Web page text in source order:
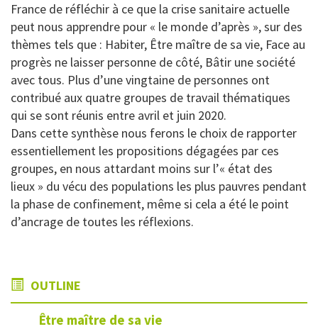
France de réfléchir à ce que la crise sanitaire actuelle
peut nous apprendre pour « le monde d’après », sur des
thèmes tels que : Habiter, Être maître de sa vie, Face au
progrès ne laisser personne de côté, Bâtir une société
avec tous. Plus d’une vingtaine de personnes ont
contribué aux quatre groupes de travail thématiques
qui se sont réunis entre avril et juin 2020.
Dans cette synthèse nous ferons le choix de rapporter
essentiellement les propositions dégagées par ces
groupes, en nous attardant moins sur l’« état des
lieux » du vécu des populations les plus pauvres pendant
la phase de confinement, même si cela a été le point
d’ancrage de toutes les réflexions.
OUTLINE
Être maître de sa vie